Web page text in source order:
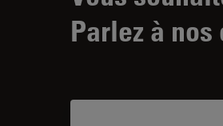
Parlez à nos